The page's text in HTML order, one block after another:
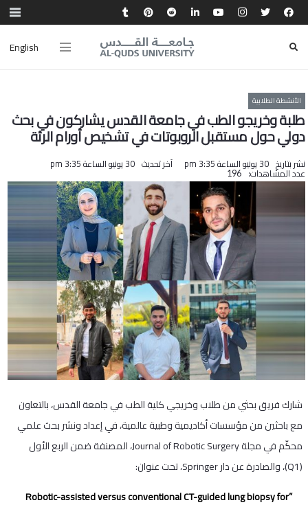
English
الأنشطة الطلابية
طلبة وخريجو الطب في جامعة القدس يشاركون في بحث
دولي حول مستقبل الروبوتات في تشخيص أورام الرئة
نشر بتاريخ 30 يونيو الساعة 3:35 pm آخر تحديث 30 يونيو الساعة 3:35 pm
عدد المشاهدات: 196
شارك فريق بحثي من طلاب وخريجي كلية الطب في جامعة القدس، بالتعاون
مع باحثين من مؤسسات أكاديمية وطبية عالمية، في إعداد ونشر بحث علمي
محكّم في مجلة Journal of Robotic Surgery، المصنفة ضمن الربع الأول
(Q1)، والصادرة عن دار Springer، تحت عنوان:
‏”Robotic-assisted versus conventional CT-guided lung biopsy for